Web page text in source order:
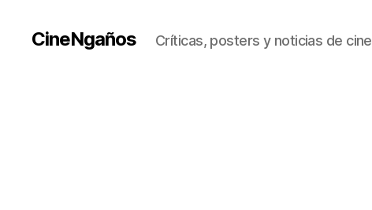
CineNgaños Críticas, posters y noticias de cine